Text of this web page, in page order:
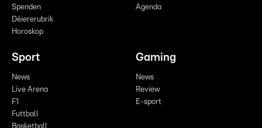
Spenden
Déiererubrik
Horoskop
Agenda
Sport
News
Live Arena
F1
Futtball
Basketball
Gaming
News
Review
E-sport